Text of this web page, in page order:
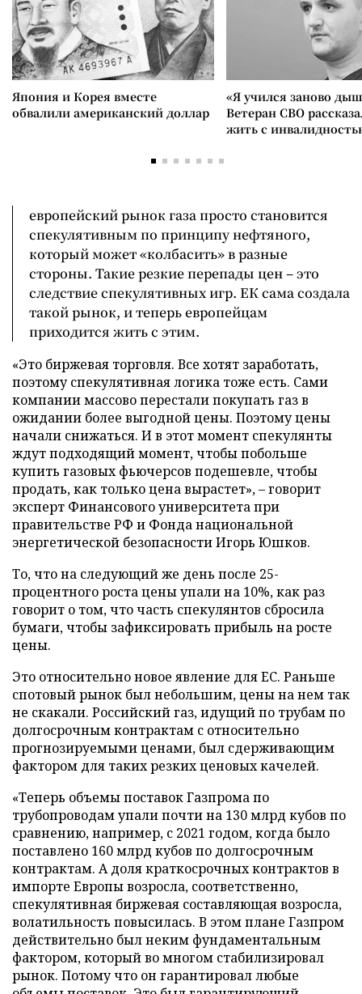
Япония и Корея вместе
обвалили американский доллар
«Я учился заново
Ветеран СВО
жить с
европейский рынок газа просто становится
спекулятивным по принципу нефтяного,
который может «колбасить» в разные
стороны. Такие резкие перепады цен – это
следствие спекулятивных игр. ЕК сама создала
такой рынок, и теперь европейцам
приходится жить с этим.
«Это биржевая торговля. Все хотят заработать,
поэтому спекулятивная логика тоже есть. Сами
компании массово перестали покупать газ в
ожидании более выгодной цены. Поэтому цены
начали снижаться. И в этот момент спекулянты
ждут подходящий момент, чтобы побольше
купить газовых фьючерсов подешевле, чтобы
продать, как только цена вырастет», – говорит
эксперт Финансового университета при
правительстве РФ и Фонда национальной
энергетической безопасности Игорь Юшков.
То, что на следующий же день после 25-
процентного роста цены упали на 10%, как раз
говорит о том, что часть спекулянтов сбросила
бумаги, чтобы зафиксировать прибыль на росте
цены.
Это относительно новое явление для ЕС. Раньше
спотовый рынок был небольшим, цены на нем так
не скакали. Российский газ, идущий по трубам по
долгосрочным контрактам с относительно
прогнозируемыми ценами, был сдерживающим
фактором для таких резких ценовых качелей.
«Теперь объемы поставок Газпрома по
трубопроводам упали почти на 130 млрд кубов по
сравнению, например, с 2021 годом, когда было
поставлено 160 млрд кубов по долгосрочным
контрактам. А доля краткосрочных контрактов в
импорте Европы возросла, соответственно,
спекулятивная биржевая составляющая возросла,
волатильность повысилась. В этом плане Газпром
действительно был неким фундаментальным
фактором, который во многом стабилизировал
рынок. Потому что он гарантировал любые